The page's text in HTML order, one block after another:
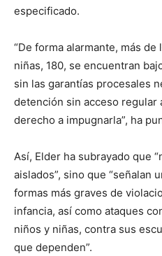
especificado.
“De forma alarmante, más
niñas, 180, se encuentran
sin las garantías procesales
detención sin acceso regular
derecho a impugnarla”, ha
Así, Elder ha subrayado que
aislados”, sino que “señalan
formas más graves de
infancia, así como ataques
niños y niñas, contra sus
que dependen”.